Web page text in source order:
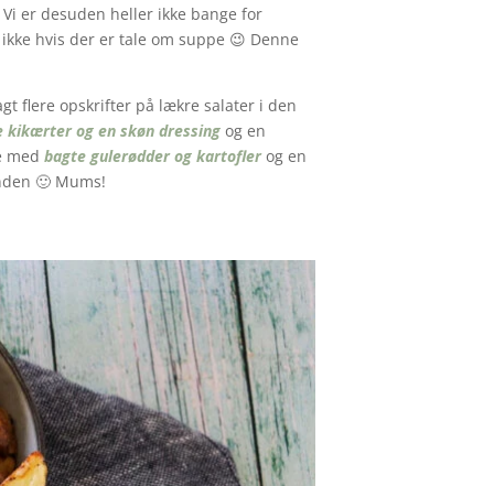
er desuden heller ikke bange for
hvis der er tale om suppe 😉 Denne
flere opskrifter på lækre salater i den
kikærter og en skøn dressing og en
med bagte gulerødder og kartoflerog en
🙂 Mums!